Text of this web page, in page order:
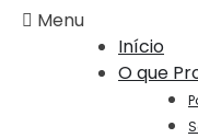
Menu
Início
O que